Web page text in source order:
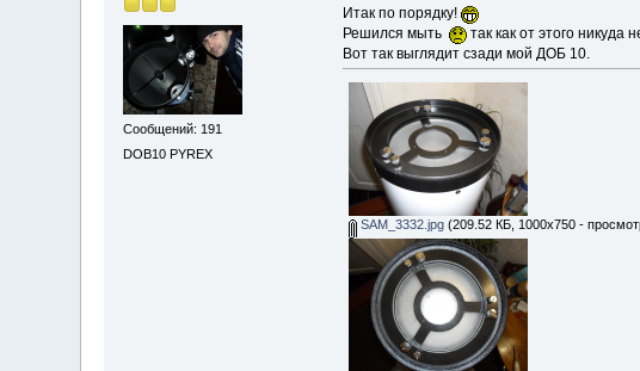
Сообщений: 191
DOB10 PYREX
Итак по порядку!
Решился мыть
так как от этого никуда
Вот так выглядит сзади мой ДОБ 10.
SAM_3332.jpg (209.52 КБ, 1000x750 -